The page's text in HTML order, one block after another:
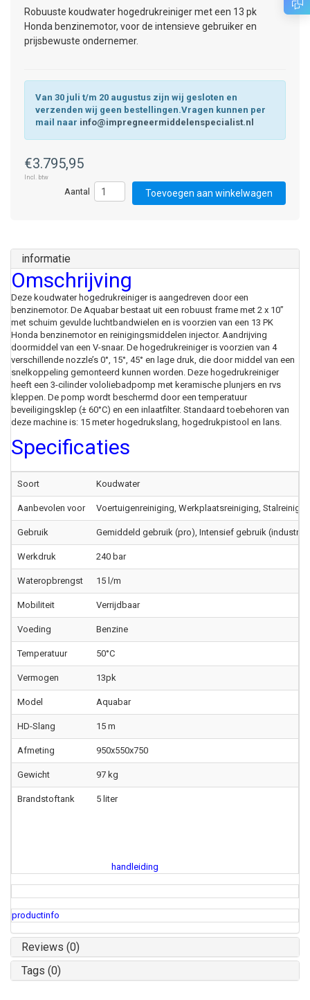
Robuuste koudwater hogedrukreiniger met een 13 pk
Honda benzinemotor, voor de intensieve gebruiker en
prijsbewuste ondernemer.
Van 30 juli t/m 20 augustus zijn wij gesloten en
verzenden wij geen bestellingen.Vragen kunnen per
mail naar info@impregneermiddelenspecialist.nl
€3.795,95
Incl. btw
Toevoegen aan winkelwagen
informatie
Omschrijving
Deze koudwater hogedrukreiniger is aangedreven door een
benzinemotor. De Aquabar bestaat uit een robuust frame met 2 x 10”
met schuim gevulde luchtbandwielen en is voorzien van een 13 PK
Honda benzinemotor en reinigingsmiddelen injector. Aandrijving
doormiddel van een V-snaar. De hogedrukreiniger is voorzien van 4
verschillende nozzle’s 0°, 15°, 45° en lage druk, die door middel van een
snelkoppeling gemonteerd kunnen worden. Deze hogedrukreiniger
heeft een 3-cilinder vololiebadpomp met keramische plunjers en rvs
kleppen. De pomp wordt beschermd door een temperatuur
beveiligingsklep (± 60°C) en een inlaatfilter. Standaard toebehoren van
deze machine is: 15 meter hogedrukslang, hogedrukpistool en lans.
Specificaties
Soort Koudwater
Aanbevolen voor Voertuigenreiniging, Werkplaatsreiniging,
Gebruik Gemiddeld gebruik (pro), Intensief gebruik
Werkdruk 240 bar
Wateropbrengst 15 l/m
Mobiliteit Verrijdbaar
Voeding Benzine
Temperatuur 50°C
Vermogen 13pk
Model Aquabar
HD-Slang 15 m
Afmeting 950x550x750
Gewicht 97 kg
Brandstoftank 5 liter
handleiding
productinfo
Reviews (0)
Tags (0)